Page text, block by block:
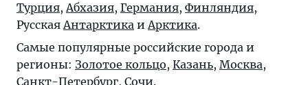
Турция,Абхазия, Германия, Финляндия,
РусскаяАнтарктика иАрктика.
Самые популярные российские города и
регионы: Золотое кольцо, Казань, Москва,
Санкт-Петербург, Сочи.